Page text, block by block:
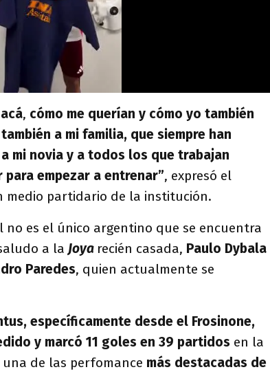
, cómo me querían y cómo yo también
a mi familia, que siempre han
mi novia y a todos los que trabajan
empezar a entrenar”, expresó el
medio partidario de la institución.
no es el único argentino que se encuentra
a la Joya recién casada, Paulo Dybala
Paredes, quien actualmente se
específicamente desde el Frosinone,
y marcó 11 goles en 39 partidos en la
de las perfomance más destacadas de